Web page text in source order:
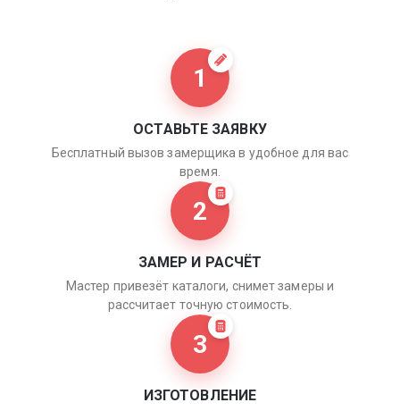
1
ОСТАВЬТЕ ЗАЯВКУ
Бесплатный вызов замерщика в удобное для вас
время.
2
ЗАМЕР И РАСЧЁТ
Мастер привезёт каталоги, снимет замеры и
рассчитает точную стоимость.
3
ИЗГОТОВЛЕНИЕ